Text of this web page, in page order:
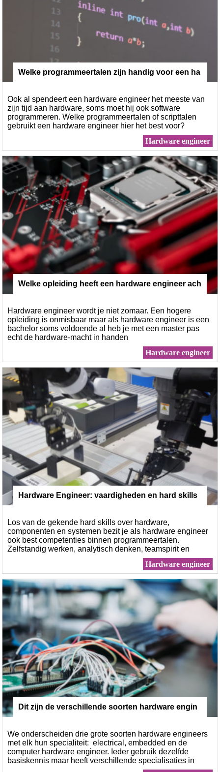
Welke programmeertalen zijn handig voor een ha
Ook al spendeert een hardware engineer het meeste van
zijn tijd aan hardware, soms moet hij ook software
programmeren. Welke programmeertalen of scripttalen
gebruikt een hardware engineer hier het best voor?
Hardware engineer
Welke opleiding heeft een hardware engineer ach
Hardware engineer wordt je niet zomaar. Een hogere
opleiding is onmisbaar maar als hardware engineer is een
bachelor soms voldoende al heb je met een master pas
echt de hardware-macht in handen
Hardware engineer
Hardware Engineer: vaardigheden en hard skills
Los van de gekende hard skills over hardware,
componenten en systemen bezit je als hardware engineer
ook best competenties binnen programmeertalen.
Zelfstandig werken, analytisch denken, teamspirit en
vloeiend Engels beheersen zijn belangrijke vaardigheden.
Hardware engineer
Dit zijn de verschillende soorten hardware engin
We onderscheiden drie grote soorten hardware engineers
met elk hun specialiteit: electrical, embedded en de
computer hardware engineer. Ieder gebruik dezelfde
basiskennis maar heeft verschillende specialisaties in